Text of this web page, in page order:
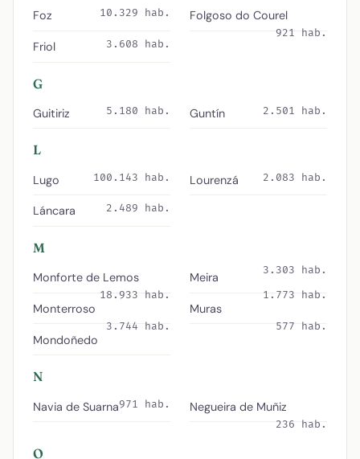
Foz 10.329 hab.
Friol 3.608 hab.
Folgoso do Courel
921 hab.
G
Guitiriz 5.180 hab. Guntín 2.501 hab.
L
Lugo 100.143 hab.
Láncara 2.489 hab.
Lourenzá 2.083 hab.
M
Monforte de Lemos
18.933 hab.
Monterroso
3.744 hab.
Mondoñedo
3.303 hab.
Meira
1.773 hab.
Muras
577 hab.
N
Navia de Suarna971 hab. Negueira de Muñiz
236 hab.
O